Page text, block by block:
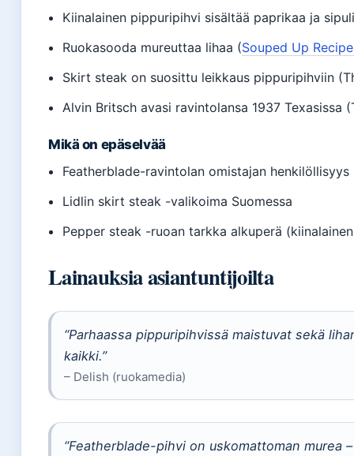
Kiinalainen pippuripihvi sisältää paprikaa ja
Ruokasooda mureuttaa lihaa (Souped Up
Skirt steak on suosittu leikkaus pippuripihviin
Alvin Britsch avasi ravintolansa 1937 Texasissa
Mikä on epäselvää
Featherblade-ravintolan omistajan henkilöllisyys
Lidlin skirt steak -valikoima Suomessa
Pepper steak -ruoan tarkka alkuperä
Lainauksia asiantuntijoilta
“Parhaassa pippuripihvissä maistuvat sekä
kaikki.”
– Delish (ruokamedia)
“Featherblade-pihvi on uskomattoman murea